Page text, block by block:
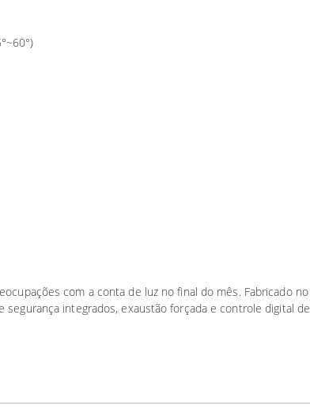
com a conta de luz no final do mês. Fabricado no
integrados, exaustão forçada e controle digital de